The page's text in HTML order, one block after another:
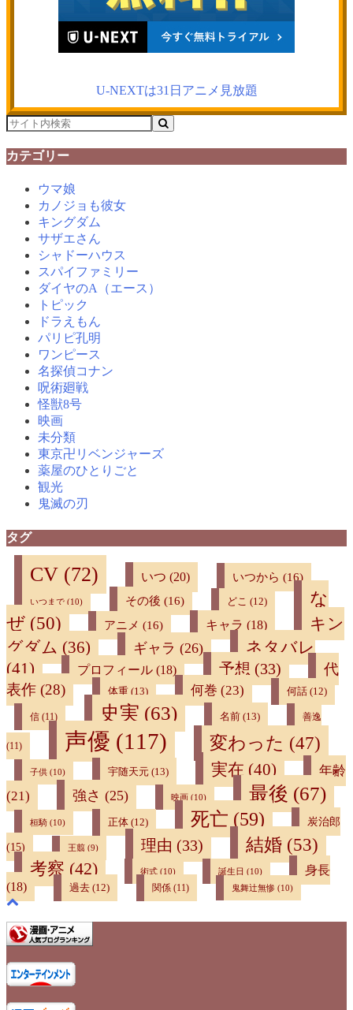
U-NEXTは31日アニメ見放題
カテゴリー
ウマ娘
カノジョも彼女
キングダム
サザエさん
シャドーハウス
スパイファミリー
ダイヤのA（エース）
トピック
ドラえもん
パリピ孔明
ワンピース
名探偵コナン
呪術廻戦
怪獣8号
映画
未分類
東京卍リベンジャーズ
薬屋のひとりごと
観光
鬼滅の刃
タグ
CV (72) いつ (20) いつから (16)
いつまで (10) その後 (16) どこ (12)
な
ぜ (50) アニメ (16) キャラ (18)
キン
グダム (36) ギャラ (26)
ネタバレ
(41)
プロフィール (18) 予想 (33)
代
表作 (28) 体重 (13) 何巻 (23) 何話 (12)
信 (11) 史実 (63) 名前 (13) 善逸
(11) 声優 (117) 変わった (47)
子供 (10) 宇随天元 (13) 実在 (40)
年齢
(21)
強さ (25) 映画 (10) 最後 (67)
桓騎 (10) 正体 (12) 死亡 (59)
炭治郎
(15)
王翦 (9) 理由 (33) 結婚 (53)
考察 (42) 術式 (10) 誕生日 (10)
身長
(18)
過去 (12) 関係 (11) 鬼舞辻無惨 (10)